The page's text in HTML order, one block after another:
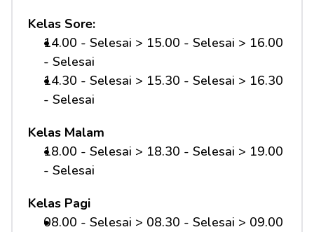
Kelas Sore:
14.00 - Selesai > 15.00 - Selesai > 16.00
- Selesai
14.30 - Selesai > 15.30 - Selesai > 16.30
- Selesai
Kelas Malam
18.00 - Selesai > 18.30 - Selesai > 19.00
- Selesai
Kelas Pagi
08.00 - Selesai > 08.30 - Selesai > 09.00